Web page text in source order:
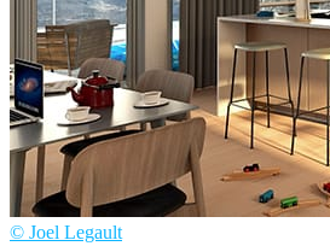
© Joel Legault